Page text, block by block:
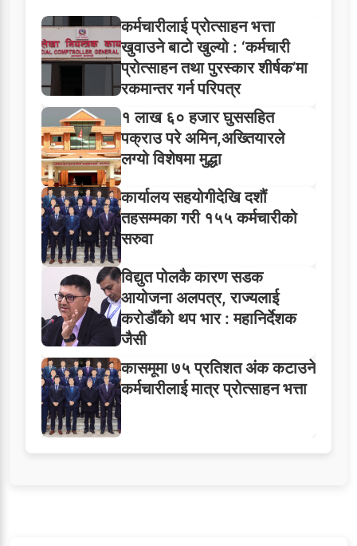
कर्मचारीलाई प्रोत्साहन भत्ता
खुवाउने बाटो खुल्यो : ‘कर्मचारी
प्रोत्साहन तथा पुरस्कार शीर्षक’मा
रकमान्तर गर्न परिपत्र
१ लाख ६० हजार घुससहित
पक्राउ परे अमिन,अख्तियारले
लग्यो विशेषमा मुद्धा
कार्यालय सहयोगीदेखि दशौं
तहसम्मका गरी १५५ कर्मचारीको
सरुवा
विद्युत पोलकै कारण सडक
आयोजना अलपत्र, राज्यलाई
करोडौँको थप भार : महानिर्देशक
जैसी
कासमूमा ७५ प्रतिशत अंक कटाउने
कर्मचारीलाई मात्र प्रोत्साहन भत्ता